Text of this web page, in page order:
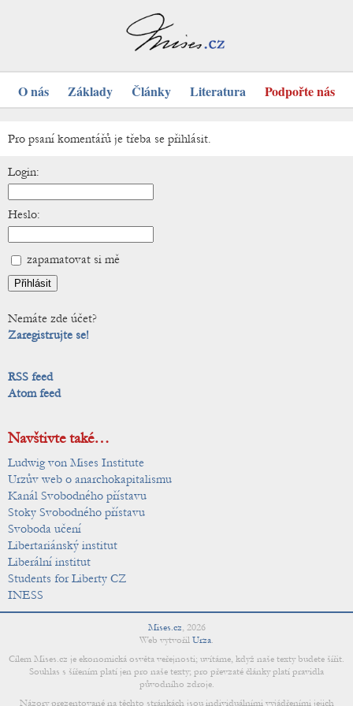
O nás Základy Články Literatura Podpořte nás
Pro psaní komentářů je třeba se přihlásit.
Login:
Heslo:
zapamatovat si mě
Nemáte zde účet?
Zaregistrujte se!
RSS feed
Atom feed
Navštivte také…
Ludwig von Mises Institute
Urzův web o anarchokapitalismu
Kanál Svobodného přístavu
Stoky Svobodného přístavu
Svoboda učení
Libertariánský institut
Liberální institut
Students for Liberty CZ
INESS
Mises.cz, 2026
Web vytvořil Urza.
Cílem Mises.cz je ekonomická osvěta veřejnosti; uvítáme, když naše texty budete šířit.
Souhlas s šířením platí jen pro naše texty; pro převzaté články platí pravidla
původního zdroje.
Názory prezentované na těchto stránkách jsou individuálními vyjádřeními jejich